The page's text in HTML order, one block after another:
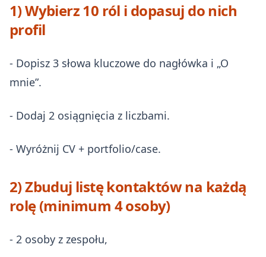
1) Wybierz 10 ról i dopasuj do nich
profil
- Dopisz 3 słowa kluczowe do nagłówka i „O
mnie”.
- Dodaj 2 osiągnięcia z liczbami.
- Wyróżnij CV + portfolio/case.
2) Zbuduj listę kontaktów na każdą
rolę (minimum 4 osoby)
- 2 osoby z zespołu,